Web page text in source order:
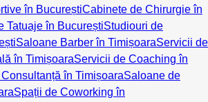
în BucureștiCabinete de Chirurgie în
Tatuaje în BucureștiStudiouri de
Saloane Barber în TimișoaraServicii de
în TimișoaraServicii de Coaching în
în TimișoaraSaloane de
Spații de Coworking în